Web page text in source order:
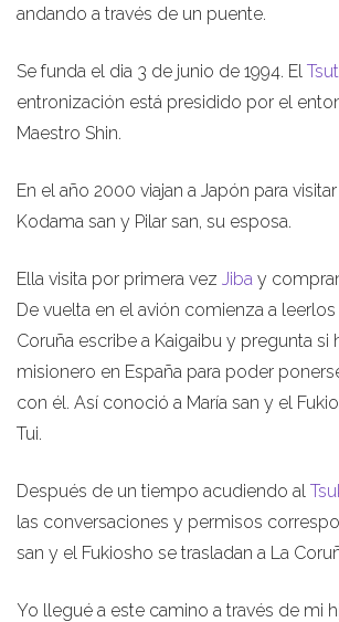
andando a través de un puente.
Se funda el dia 3 de junio de 1994. El
entronización está presidido por el
Maestro Shin.
En el año 2000 viajan a Japón para
Kodama san y Pilar san, su esposa.
Ella visita por primera vez Jiba y
De vuelta en el avión comienza a
Coruña escribe a Kaigaibu y pregunta si
misionero en España para poder
con él. Así conoció a María san y el
Tui.
Después de un tiempo acudiendo al
las conversaciones y permisos
san y el Fukiosho se trasladan a La
Yo llegué a este camino a través de mi